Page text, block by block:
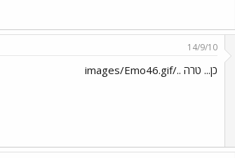
14/9/10
כן... טרה ../images/Emo46.gif